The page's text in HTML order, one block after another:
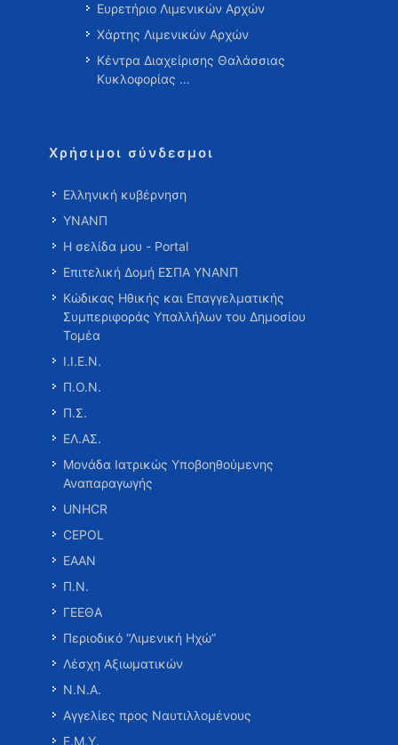
Ευρετήριο Λιμενικών Αρχών
Χάρτης Λιμενικών Αρχών
Κέντρα Διαχείρισης Θαλάσσιας
Κυκλοφορίας …
Χρήσιμοι σύνδεσμοι
Ελληνική κυβέρνηση
ΥΝΑΝΠ
Η σελίδα μου - Portal
Επιτελική Δομή ΕΣΠΑ ΥΝΑΝΠ
Κώδικας Ηθικής και Επαγγελματικής
Συμπεριφοράς Υπαλλήλων του Δημοσίου
Τομέα
Ι.Ι.Ε.Ν.
Π.Ο.Ν.
Π.Σ.
ΕΛ.ΑΣ.
Μονάδα Ιατρικώς Υποβοηθούμενης
Αναπαραγωγής
UNHCR
CEPOL
ΕΑΑΝ
Π.Ν.
ΓΕΕΘΑ
Περιοδικό “Λιμενική Ηχώ”
Λέσχη Αξιωματικών
Ν.Ν.Α.
Αγγελίες προς Ναυτιλλομένους
Ε.Μ.Υ.